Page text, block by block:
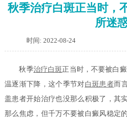
秋季治疗白斑正当时，
所迷
时间: 2022-08-24
秋季治疗白斑正当时，不要被白
温逐渐下降，这个季节对白斑患者而
盖患者开始治疗也没那么积极了，其
那么焦虑，但千万不要被白癜风稳定